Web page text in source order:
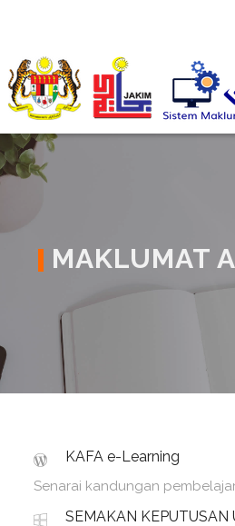
MAKLUMAT
KAFA e-Learning
Senarai kandungan
SEMAKAN KEPUTUSAN